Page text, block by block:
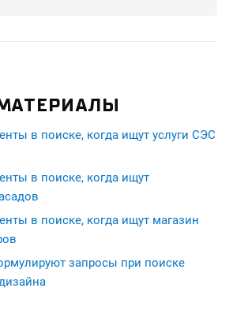
в поиске, когда ищут услуги СЭС
в поиске, когда ищут
в поиске, когда ищут магазин
запросы при поиске